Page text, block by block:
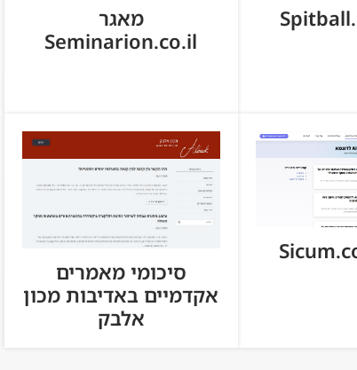
מאגר
Seminarion.co.il
סיכומי מאמרים
אקדמיים באדיבות מכון
אלבק